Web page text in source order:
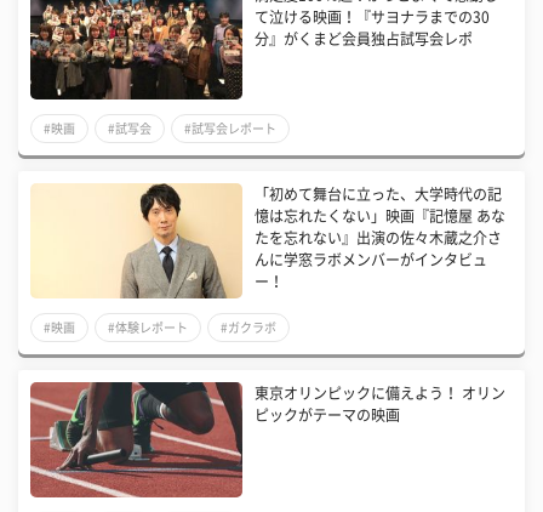
て泣ける映画！『サヨナラまでの30
分』がくまど会員独占試写会レポ
#映画 #試写会 #試写会レポート
「初めて舞台に立った、大学時代の記
憶は忘れたくない」映画『記憶屋 あな
たを忘れない』出演の佐々木蔵之介さ
んに学窓ラボメンバーがインタビュ
ー！
#映画 #体験レポート #ガクラボ
東京オリンピックに備えよう！ オリン
ピックがテーマの映画